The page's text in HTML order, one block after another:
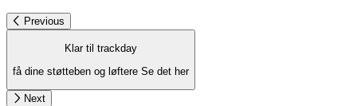
Previous
Klar til trackday
få dine støtteben og løftere Se det her
Next